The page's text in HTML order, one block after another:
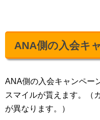
ANA側の入会キ
ANA側の入会キャンペー
スマイルが貰えます。（
が異なります。）